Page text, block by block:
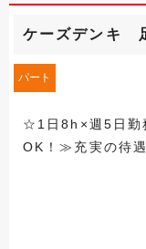
ケーズデンキ
パート
☆1日8h×週5日勤
OK！≫充実の待